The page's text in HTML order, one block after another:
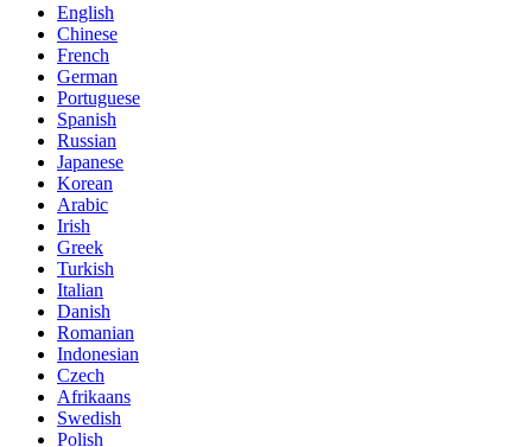
English
Chinese
French
German
Portuguese
Spanish
Russian
Japanese
Korean
Arabic
Irish
Greek
Turkish
Italian
Danish
Romanian
Indonesian
Czech
Afrikaans
Swedish
Polish